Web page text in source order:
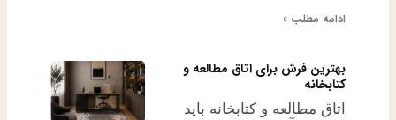
ادامه مطلب »
بهترین فرش برای اتاق مطالعه و
کتابخانه
اتاق مطالعه و کتابخانه باید